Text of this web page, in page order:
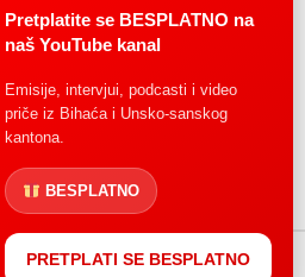
Impressum Uvjeti korištenja
Pretplatite se BESPLATNO na
naš YouTube kanal
Emisije, intervjui, podcasti i video
priče iz Bihaća i Unsko-sanskog
kantona.
BESPLATNO
PRETPLATI SE BESPLATNO